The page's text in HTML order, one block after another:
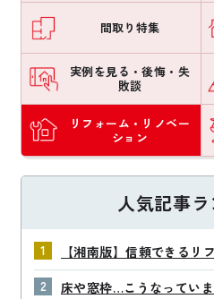
間取り特集
実例を見る・後悔・失
敗談
リフォーム・リノベー
ション
人気記事
【湘南版】信頼できるリ
工務店10社 | 2026年最新
床や窓枠…こうなっていま